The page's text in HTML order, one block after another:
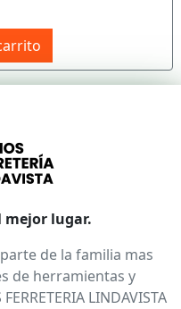
mejor lugar.
de la familia mas
de herramientas y
LINDAVISTA